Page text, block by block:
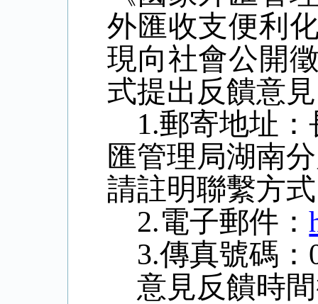
外匯收支便利
現向社會公開
式提出反饋意
1.郵寄地址
匯管理局湖南
請註明聯繫方
2.電子郵件：
3.傳真號碼：
意見反饋時